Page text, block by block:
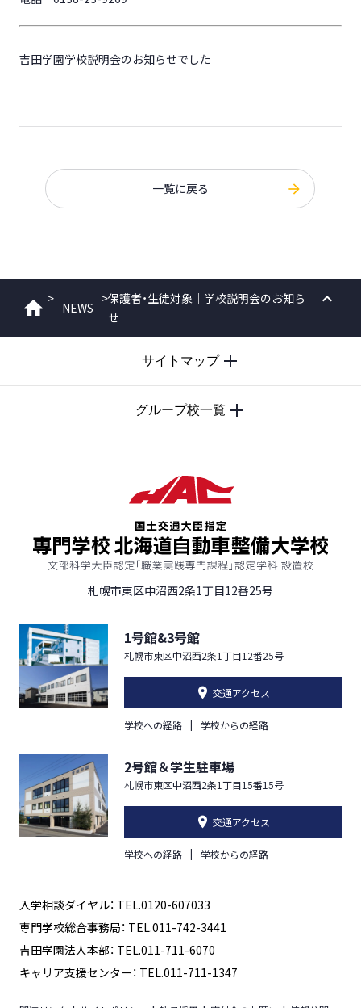
吉田学園学校説明会のお知らせでした
一覧に戻る
ホーム
>
NEWS
>保護者・生徒対象｜学校説明会のお知ら
せ
サイトマップ
グループ校一覧
札幌市東区中沼西2条1丁目12番25号
1号館&3号館
札幌市東区中沼西2条1丁目12番25号
交通アクセス
学校への経路 学校からの経路
2号館＆学生駐車場
札幌市東区中沼西2条1丁目15番15号
交通アクセス
学校への経路 学校からの経路
入学相談ダイヤル： TEL.0120-607033
専門学校総合事務局： TEL.011-742-3441
吉田学園法人本部： TEL.011-711-6070
キャリア支援センター： TEL.011-711-1347